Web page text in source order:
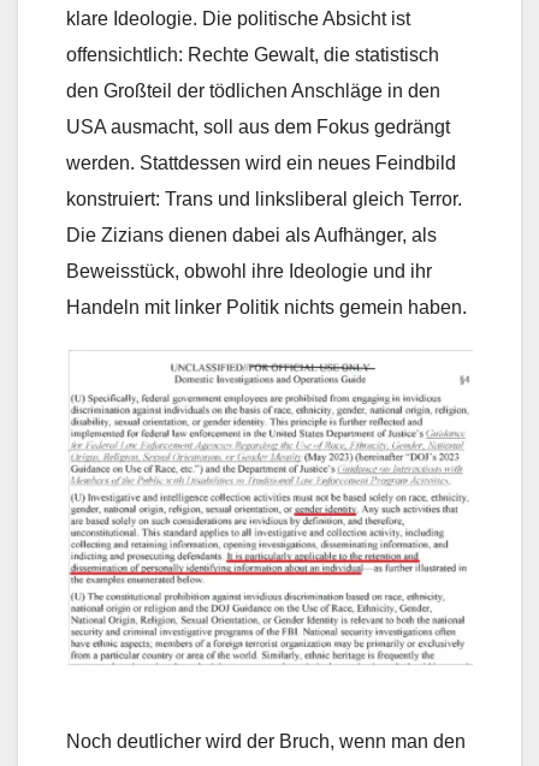
klare Ideologie. Die politische Absicht ist
offensichtlich: Rechte Gewalt, die statistisch
den Großteil der tödlichen Anschläge in den
USA ausmacht, soll aus dem Fokus gedrängt
werden. Stattdessen wird ein neues Feindbild
konstruiert: Trans und linksliberal gleich Terror.
Die Zizians dienen dabei als Aufhänger, als
Beweisstück, obwohl ihre Ideologie und ihr
Handeln mit linker Politik nichts gemein haben.
Noch deutlicher wird der Bruch, wenn man den